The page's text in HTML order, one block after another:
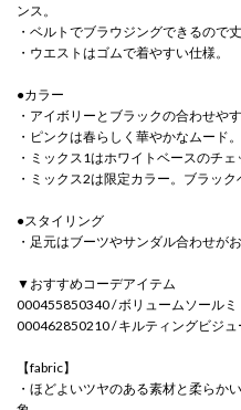
ンス。
・ベルトでブラウジングできるので
・ウエストはゴムで着やすい仕様。
●カラー
・アイボリーとブラックの合わせや
・ピンクは春らしく華やかなムード。
・ミックス1はホワイトベースのチェ
・ミックス2は限定カラー。ブラッ
●スタイリング
・足元はブーツやサンダル合わせが
▼おすすめコーデアイテム
000455850340 / ボリュームソールミ
000462850210 / キルティングビジ
【fabric】
・ほどよいツヤのある素材と柔らか